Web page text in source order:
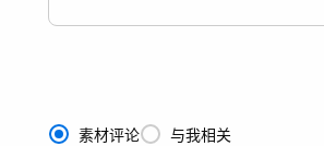
素材评论 与我相关